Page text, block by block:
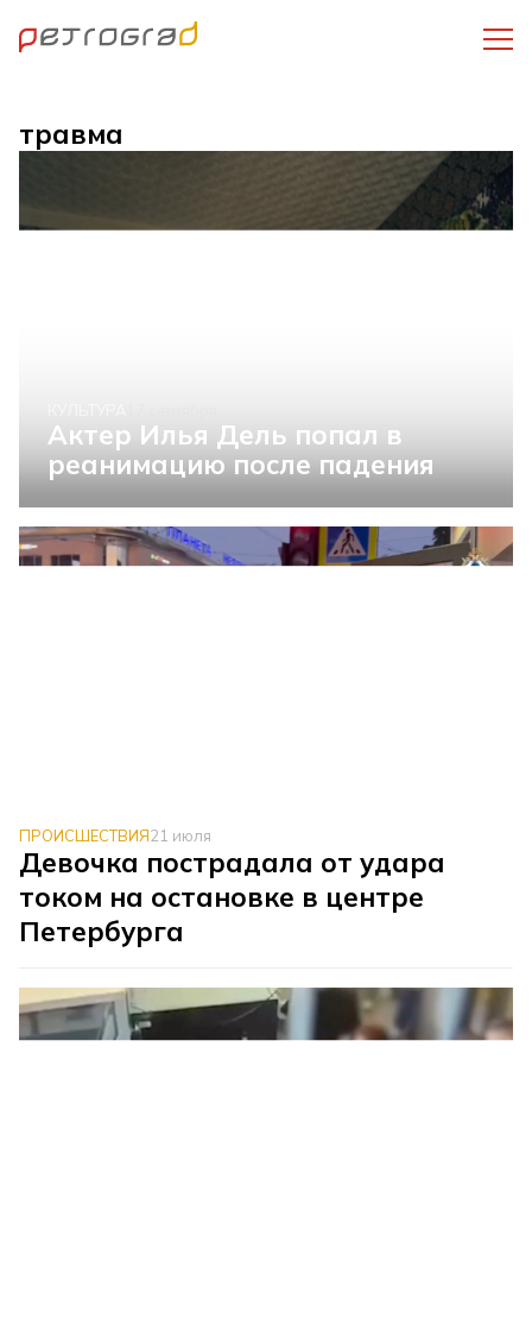
травма
Актер Илья Дель попал в
реанимацию после падения
ПРОИСШЕСТВИЯ21 июля
Девочка пострадала от удара
током на остановке в центре
Петербурга